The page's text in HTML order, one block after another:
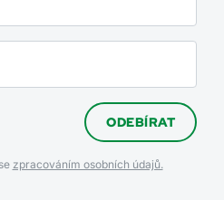
ODEBÍRAT
zpracováním osobních údajů.